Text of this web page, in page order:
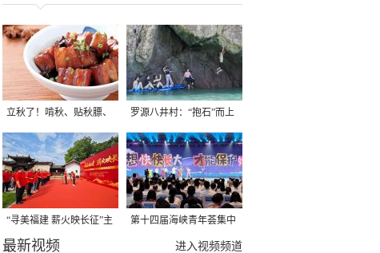
立秋了！啃秋、贴秋膘、
晒秋，福建人这样过才够
味→
罗源八井村：“抱石”而上
“寻美福建 薪火映长征”主
题活动在龙岩长汀启动
第十四届海峡青年荟集中
阶段活动在福州举行
进入视频频道
最新视频